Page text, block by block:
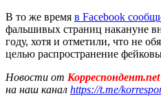
В то же время в Facebook
фальшивых страниц накануне
году, хотя и отметили, что не
целью распространение
Новости от Корреспондент.net
на наш канал https://t.me/